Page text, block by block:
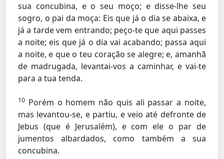
sua concubina, e o seu moço; e disse-lhe seu
sogro, o pai da moça: Eis que já o dia se abaixa, e
já a tarde vem entrando; peço-te que aqui passes
a noite; eis que já o dia vai acabando; passa aqui
a noite, e que o teu coração se alegre; e, amanhã
de madrugada, levantai-vos a caminhar, e vai-te
para a tua tenda.
10 Porém o homem não quis ali passar a noite,
mas levantou-se, e partiu, e veio até defronte de
Jebus (que é Jerusalém), e com ele o par de
jumentos albardados, como também a sua
concubina.